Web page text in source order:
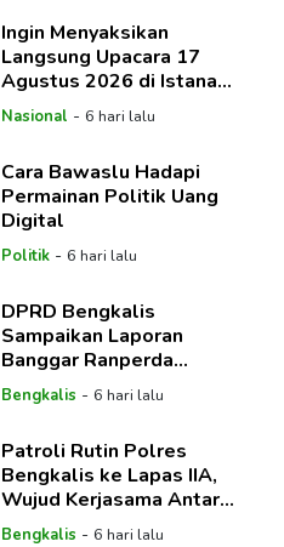
Ingin Menyaksikan
Langsung Upacara 17
Agustus 2026 di Istana
Negara, Begini Cara
Daftarnya
Nasional - 6 hari lalu
Cara Bawaslu Hadapi
Permainan Politik Uang
Digital
Politik- 6 hari lalu
DPRD Bengkalis
Sampaikan Laporan
Banggar Ranperda
Pertanggungjawaban
Pelaksanaan APBD TA
Bengkalis - 6 hari lalu
Patroli Rutin Polres
Bengkalis ke Lapas IIA,
Wujud Kerjasama Antar
Instansi yang Baik
Bengkalis - 6 hari lalu